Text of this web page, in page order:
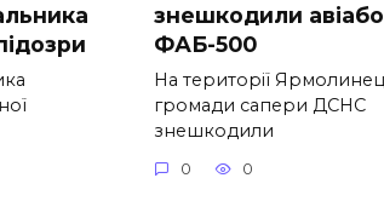
знешкодили
ФАБ-500
На території
громади сапери ДСНС
знешкодили
0 0